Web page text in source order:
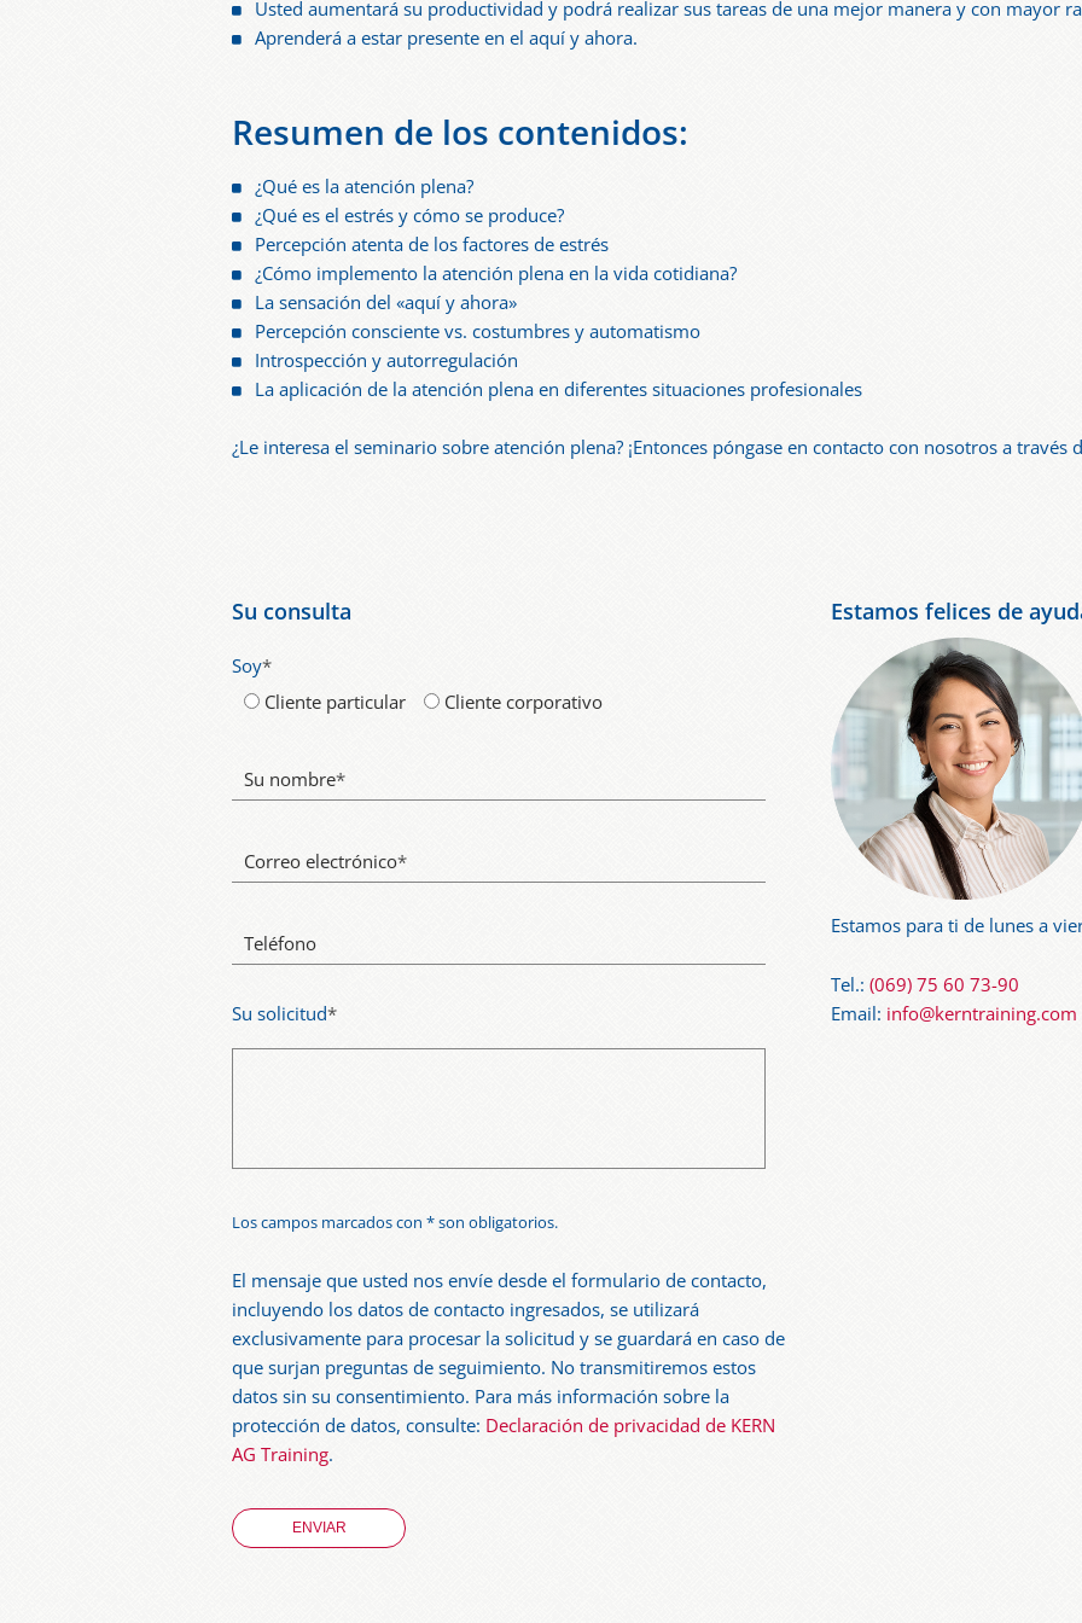
Usted aumentará su productividad y podrá realizar sus tareas de una mejor manera y con mayor
Aprenderá a estar presente en el aquí y ahora.
Resumen de los contenidos:
¿Qué es la atención plena?
¿Qué es el estrés y cómo se produce?
Percepción atenta de los factores de estrés
¿Cómo implemento la atención plena en la vida cotidiana?
La sensación del «aquí y ahora»
Percepción consciente vs. costumbres y automatismo
Introspección y autorregulación
La aplicación de la atención plena en diferentes situaciones profesionales
¿Le interesa el seminario sobre atención plena? ¡Entonces póngase en contacto con nosotros a través
Su consulta
Soy*
Cliente particular
Cliente corporativo
Su nombre*
Correo electrónico*
Teléfono
Su solicitud*
Los campos marcados con * son obligatorios.
El mensaje que usted nos envíe desde el formulario de contacto,
incluyendo los datos de contacto ingresados, se utilizará
exclusivamente para procesar la solicitud y se guardará en caso de
que surjan preguntas de seguimiento. No transmitiremos estos
datos sin su consentimiento. Para más información sobre la
protección de datos, consulte: Declaración de privacidad de KERN
AG Training.
Estamos felices de
Estamos para ti de lunes a
Tel.: (069) 75 60 73-90
Email: info@kerntraining.com